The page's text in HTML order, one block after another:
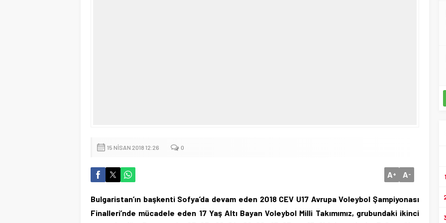
15 NISAN 2018 12:26 0
A+ A-
Bulgaristan’ın başkenti Sofya’da devam eden 2018 CEV U17 Avrupa Voleybol Şampiyonası
Finalleri’nde mücadele eden 17 Yaş Altı Bayan Voleybol Milli Takımımız, grubundaki ikinci
1